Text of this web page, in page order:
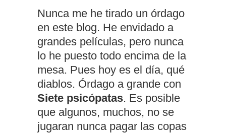
Nunca me he tirado un órdago
en este blog. He envidado a
grandes películas, pero nunca
lo he puesto todo encima de la
mesa. Pues hoy es el día, qué
diablos. Órdago a grande con
Siete psicópatas. Es posible
que algunos, muchos, no se
jugaran nunca pagar las copas